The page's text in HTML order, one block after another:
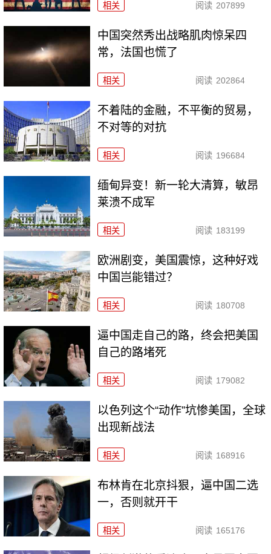
相关 阅读 207899
中国突然秀出战略肌肉惊呆四
常，法国也慌了
相关 阅读 202864
不着陆的金融，不平衡的贸易，
不对等的对抗
相关 阅读 196684
缅甸异变！新一轮大清算，敏昂
莱溃不成军
相关 阅读 183199
欧洲剧变，美国震惊，这种好戏
中国岂能错过？
相关 阅读 180708
逼中国走自己的路，终会把美国
自己的路堵死
相关 阅读 179082
以色列这个“动作”坑惨美国，全球
出现新战法
相关 阅读 168916
布林肯在北京抖狠，逼中国二选
一，否则就开干
相关 阅读 165176